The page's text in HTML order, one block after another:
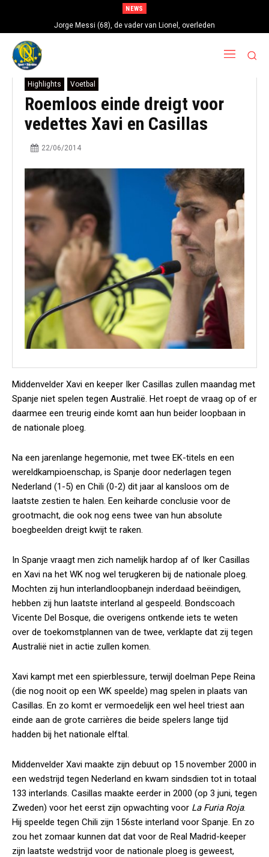
NEWS
Jorge Messi (68), de vader van Lionel, overleden
Highlights Voetbal
Roemloos einde dreigt voor
vedettes Xavi en Casillas
22/06/2014
Middenvelder Xavi en keeper Iker Casillas zullen maandag met
Spanje niet spelen tegen Australië. Het roept de vraag op of er
daarmee een treurig einde komt aan hun beider loopbaan in
de nationale ploeg.
Na een jarenlange hegemonie, met twee EK-titels en een
wereldkampioenschap, is Spanje door nederlagen tegen
Nederland (1-5) en Chili (0-2) dit jaar al kansloos om de
laatste zestien te halen. Een keiharde conclusie voor de
grootmacht, die ook nog eens twee van hun absolute
boegbeelden dreigt kwijt te raken.
In Spanje vraagt men zich namelijk hardop af of Iker Casillas
en Xavi na het WK nog wel terugkeren bij de nationale ploeg.
Mochten zij hun interlandloopbanejn inderdaad beëindigen,
hebben zij hun laatste interland al gespeeld. Bondscoach
Vicente Del Bosque, die overigens ontkende iets te weten
over de toekomstplannen van de twee, verklapte dat zij tegen
Australië niet in actie zullen komen.
Xavi kampt met een spierblessure, terwijl doelman Pepe Reina
(die nog nooit op een WK speelde) mag spelen in plaats van
Casillas. En zo komt er vermoedelijk een wel heel triest aan
einde aan de grote carrières die beide spelers lange tijd
hadden bij het nationale elftal.
Middenvelder Xavi maakte zijn debuut op 15 november 2000 in
een wedstrijd tegen Nederland en kwam sindsdien tot in totaal
133 interlands. Casillas maakte eerder in 2000 (op 3 juni, tegen
Zweden) voor het eerst zijn opwachting voor La Furia Roja.
Hij speelde tegen Chili zijn 156ste interland voor Spanje. En zo
zou het zomaar kunnen dat dat voor de Real Madrid-keeper
zijn laatste wedstrijd voor de nationale ploeg is geweest,